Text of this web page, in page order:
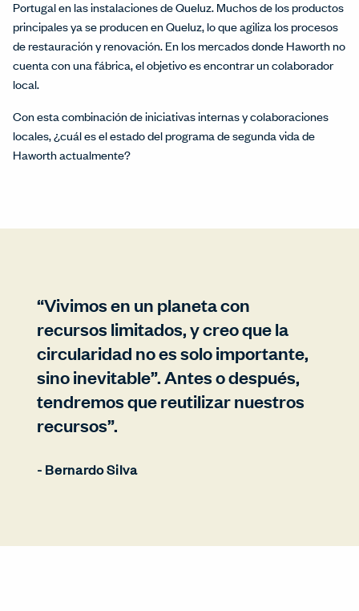
Portugal en las instalaciones de Queluz. Muchos de los productos
principales ya se producen en Queluz, lo que agiliza los procesos
de restauración y renovación. En los mercados donde Haworth no
cuenta con una fábrica, el objetivo es encontrar un colaborador
local.
Con esta combinación de iniciativas internas y colaboraciones
locales, ¿cuál es el estado del programa de segunda vida de
Haworth actualmente?
“Vivimos en un planeta con
recursos limitados, y creo que la
circularidad no es solo importante,
sino inevitable”. Antes o después,
tendremos que reutilizar nuestros
recursos”.
- Bernardo Silva